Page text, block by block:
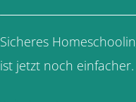
Sicheres
ist jetzt noch